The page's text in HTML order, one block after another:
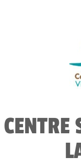
CENTRE